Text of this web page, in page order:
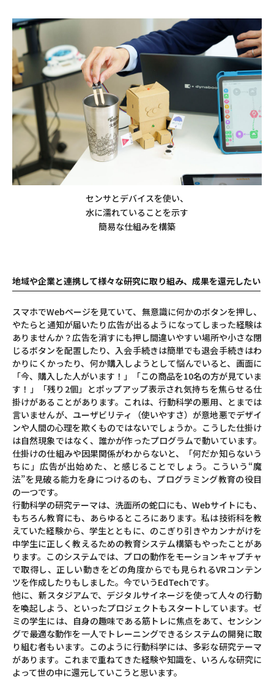
センサとデバイスを使い、
水に濡れていることを示す
簡易な仕組みを構築
地域や企業と連携して様々な研究に取り組み、成果を還元したい
スマホでWebページを見ていて、無意識に何かのボタンを押し、
やたらと通知が届いたり広告が出るようになってしまった経験は
ありませんか？広告を消すにも押し間違いやすい場所や小さな閉
じるボタンを配置したり、入会手続きは簡単でも退会手続きはわ
かりにくかったり、何か購入しようとして悩んでいると、画面に
「今、購入した人がいます！」「この商品を10名の方が見ていま
す！」「残り2個」とポップアップ表示され気持ちを焦らせる仕
掛けがあることがあります。これは、行動科学の悪用、とまでは
言いませんが、ユーザビリティ（使いやすさ）が意地悪でデザイ
ンや人間の心理を欺くものではないでしょうか。こうした仕掛け
は自然現象ではなく、誰かが作ったプログラムで動いています。
仕掛けの仕組みや因果関係がわからないと、「何だか知らないう
ちに」広告が出始めた、と感じることでしょう。こういう“魔
法”を見破る能力を身につけるのも、プログラミング教育の役目
の一つです。
行動科学の研究テーマは、洗面所の蛇口にも、Webサイトにも、
もちろん教育にも、あらゆるところにあります。私は技術科を教
えていた経験から、学生とともに、のこぎり引きやカンナがけを
中学生に正しく教えるための教育システム構築もやったことがあ
ります。このシステムでは、プロの動作をモーションキャプチャ
で取得し、正しい動きをどの角度からでも見られるVRコンテン
ツを作成したりもしました。今でいうEdTechです。
他に、新スタジアムで、デジタルサイネージを使って人々の行動
を喚起しよう、といったプロジェクトもスタートしています。ゼ
ミの学生には、自身の趣味である筋トレに焦点をあて、センシン
グで最適な動作を一人でトレーニングできるシステムの開発に取
り組む者もいます。このように行動科学には、多彩な研究テーマ
があります。これまで重ねてきた経験や知識を、いろんな研究に
よって世の中に還元していこうと思います。